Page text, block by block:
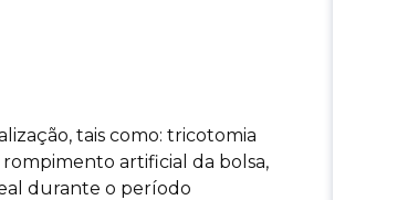
tais como: tricotomia
artificial da bolsa,
durante o período